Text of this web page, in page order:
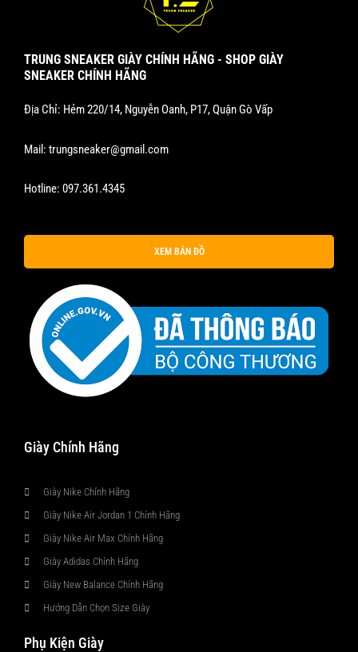
TRUNG SNEAKER GIÀY CHÍNH HÃNG - SHOP GIÀY
SNEAKER CHÍNH HÃNG
Địa Chỉ: Hẻm 220/14, Nguyễn Oanh, P17, Quận Gò Vấp
Mail: trungsneaker@gmail.com
Hotline: 097.361.4345
XEM BẢN ĐỒ
Giày Chính Hãng
Giày Nike Chính Hãng
Giày Nike Air Jordan 1 Chính Hãng
Giày Nike Air Max Chính Hãng
Giày Adidas Chính Hãng
Giày New Balance Chính Hãng
Hướng Dẫn Chọn Size Giày
Phụ Kiện Giày